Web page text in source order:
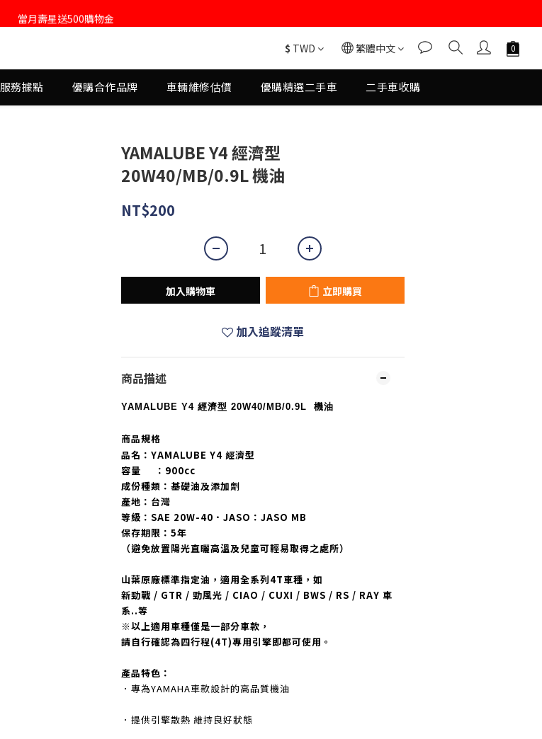
註冊會員即送購物金100
當月壽星送500購物金
$ TWD 繁體中文
服務據點 優購合作品牌 車輛維修估價 優購精選二手車 二手車收購
YAMALUBE Y4 經濟型
20W40/MB/0.9L 機油
NT$200
加入購物車 立即購買
加入追蹤清單
商品描述
YAMALUBE Y4 經濟型 20W40/MB/0.9L 機油
商品規格
品名：YAMALUBE Y4 經濟型
容量
：900cc
成份種類：基礎油及添加劑
產地：台灣
等級：SAE 20W-40．JASO：JASO MB
保存期限：5年
（避免放置陽光直曬高溫及兒童可輕易取得之處所）
山葉原廠標準指定油，適用全系列4T車種，如
新勁戰 / GTR / 勁風光 / CIAO / CUXI / BWS / RS / RAY 車
系..等
※以上適用車種僅是一部分車款，
請自行確認為四行程(4T)專用引擎即都可使用。
產品特色：
．專為YAMAHA車款設計的高品質機油
．提供引擎散熱 維持良好狀態